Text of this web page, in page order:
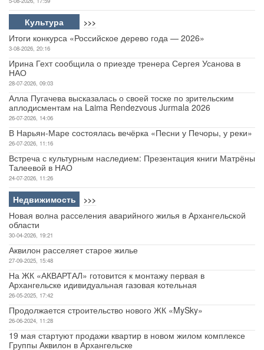
Культура >>>
Итоги конкурса «Российское дерево года — 2026»
3-08-2026, 20:16
Ирина Гехт сообщила о приезде тренера Сергея Усанова в
НАО
28-07-2026, 09:03
Алла Пугачева высказалась о своей тоске по зрительским
аплодисментам на Laima Rendezvous Jurmala 2026
26-07-2026, 14:06
В Нарьян-Маре состоялась вечёрка «Песни у Печоры, у реки»
26-07-2026, 11:16
Встреча с культурным наследием: Презентация книги Матрёны
Талеевой в НАО
24-07-2026, 11:26
Недвижимость >>>
Новая волна расселения аварийного жилья в Архангельской
области
30-04-2026, 19:21
Аквилон расселяет старое жилье
27-09-2025, 15:48
На ЖК «АКВАРТАЛ» готовится к монтажу первая в
Архангельске идивидуальная газовая котельная
26-05-2025, 17:42
Продолжается строительство нового ЖК «MySky»
26-06-2024, 11:28
19 мая стартуют продажи квартир в новом жилом комплексе
Группы Аквилон в Архангельске